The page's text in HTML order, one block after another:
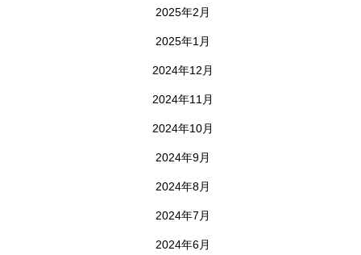
2025年2月
2025年1月
2024年12月
2024年11月
2024年10月
2024年9月
2024年8月
2024年7月
2024年6月